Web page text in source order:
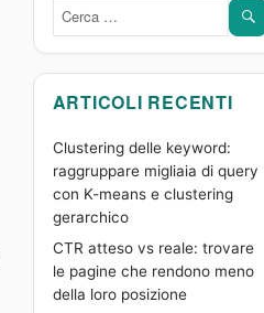
Cerca:
ARTICOLI RECENTI
Clustering delle keyword:
raggruppare migliaia di query
con K-means e clustering
gerarchico
CTR atteso vs reale: trovare
le pagine che rendono meno
della loro posizione